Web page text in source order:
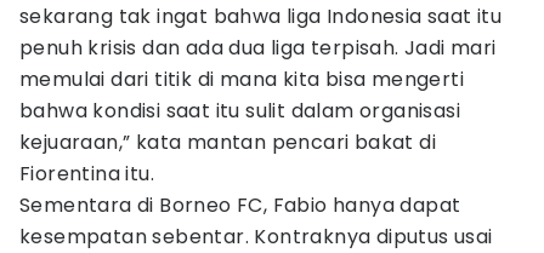
sekarang tak ingat bahwa liga Indonesia saat itu
penuh krisis dan ada dua liga terpisah. Jadi mari
memulai dari titik di mana kita bisa mengerti
bahwa kondisi saat itu sulit dalam organisasi
kejuaraan,” kata mantan pencari bakat di
Fiorentina itu.
Sementara di Borneo FC, Fabio hanya dapat
kesempatan sebentar. Kontraknya diputus usai